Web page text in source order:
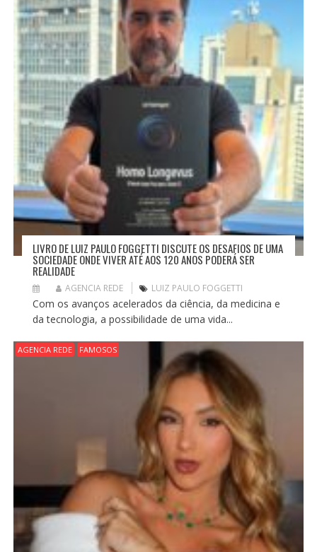
LIVRO DE LUIZ PAULO FOGGETTI DISCUTE OS DESAFIOS DE UMA
SOCIEDADE ONDE VIVER ATÉ AOS 120 ANOS PODERÁ SER
REALIDADE
AGENCIA REDE LUIZ PAULO FOGGETTI
Com os avanços acelerados da ciência, da medicina e
da tecnologia, a possibilidade de uma vida...
AGENCIA REDE FAMOSOS